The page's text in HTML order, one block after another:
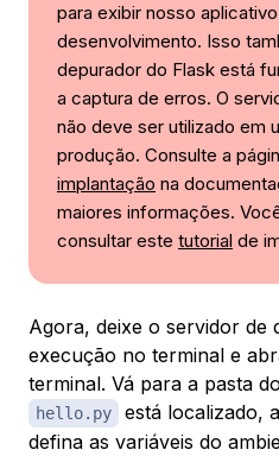
para exibir nosso
desenvolvimento. Isso
depurador do Flask está
a captura de erros. O
não deve ser utilizado em
produção. Consulte a
implantação na
maiores informações.
consultar este tutorial de
Agora, deixe o servidor de
execução no terminal e
terminal. Vá para a pasta
hello.py
está localizado,
defina as variáveis do